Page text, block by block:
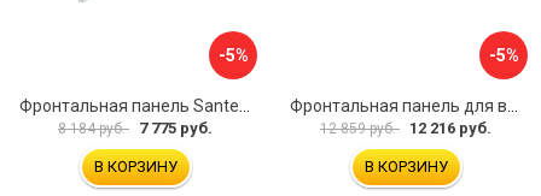
-5%
8 184 руб. 7 775 руб.
В КОРЗИНУ
-5%
12 859 руб. 12 216 руб.
В КОРЗИНУ